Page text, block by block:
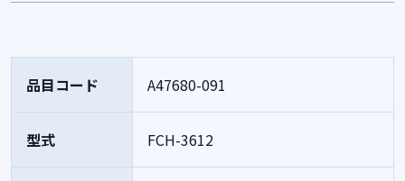
品目コード A47680-091
型式 FCH-3612